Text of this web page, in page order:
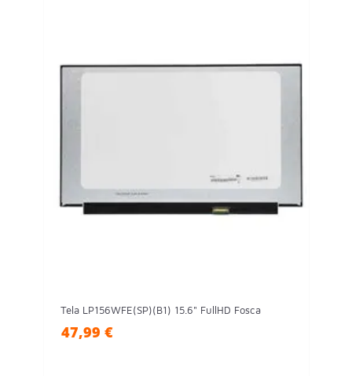
Tela LP156WFE(SP)(B1) 15.6" FullHD Fosca
47,99 €